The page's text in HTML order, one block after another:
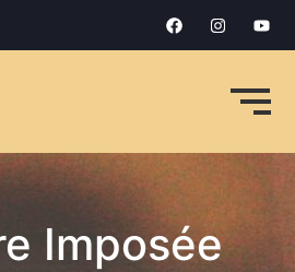
Imposée